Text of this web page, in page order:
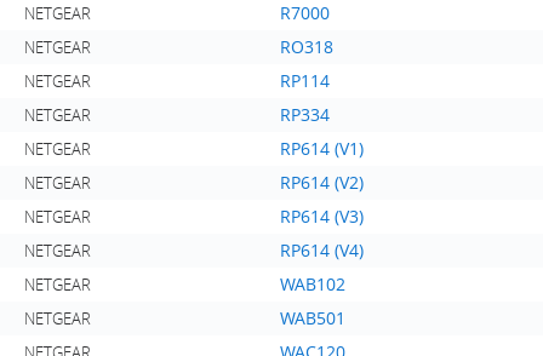
NETGEAR R7000
NETGEAR RO318
NETGEAR RP114
NETGEAR RP334
NETGEAR RP614 (V1)
NETGEAR RP614 (V2)
NETGEAR RP614 (V3)
NETGEAR RP614 (V4)
NETGEAR WAB102
NETGEAR WAB501